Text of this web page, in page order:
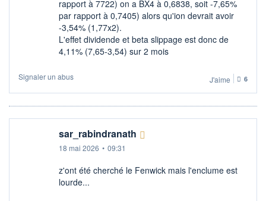
rapport à 7722) on a BX4 à 0,6838, soit -7,65%
par rapport à 0,7405) alors qu'ion devrait avoir
-3,54% (1,77x2).
L'effet dividende et beta slippage est donc de
4,11% (7,65-3,54) sur 2 mois
Signaler un abus J'aime 6
sar_rabindranath
18 mai 2026 • 09:31
z'ont été cherché le Fenwick mais l'enclume est
lourde...